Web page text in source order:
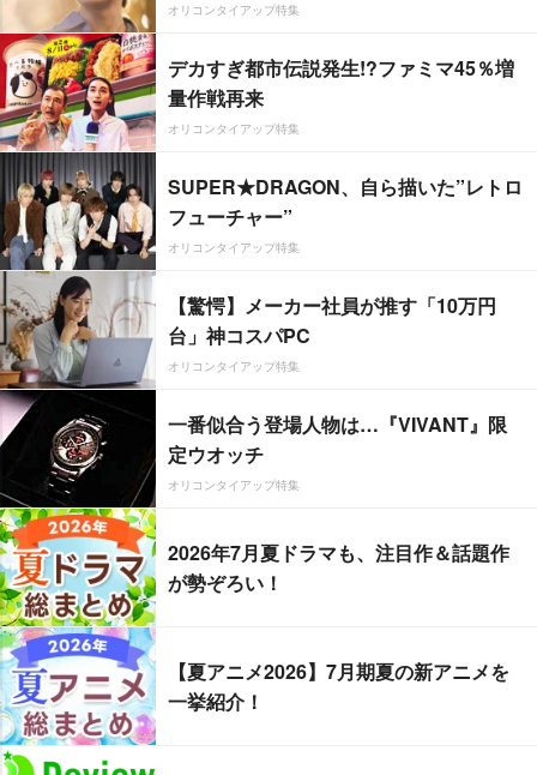
オリコンタイアップ特集
デカすぎ都市伝説発生!?ファミマ45％増
量作戦再来
オリコンタイアップ特集
SUPER★DRAGON、自ら描いた”レトロ
フューチャー”
オリコンタイアップ特集
【驚愕】メーカー社員が推す「10万円
台」神コスパPC
オリコンタイアップ特集
一番似合う登場人物は…『VIVANT』限
定ウオッチ
オリコンタイアップ特集
2026年7月夏ドラマも、注目作＆話題作
が勢ぞろい！
【夏アニメ2026】7月期夏の新アニメを
一挙紹介！